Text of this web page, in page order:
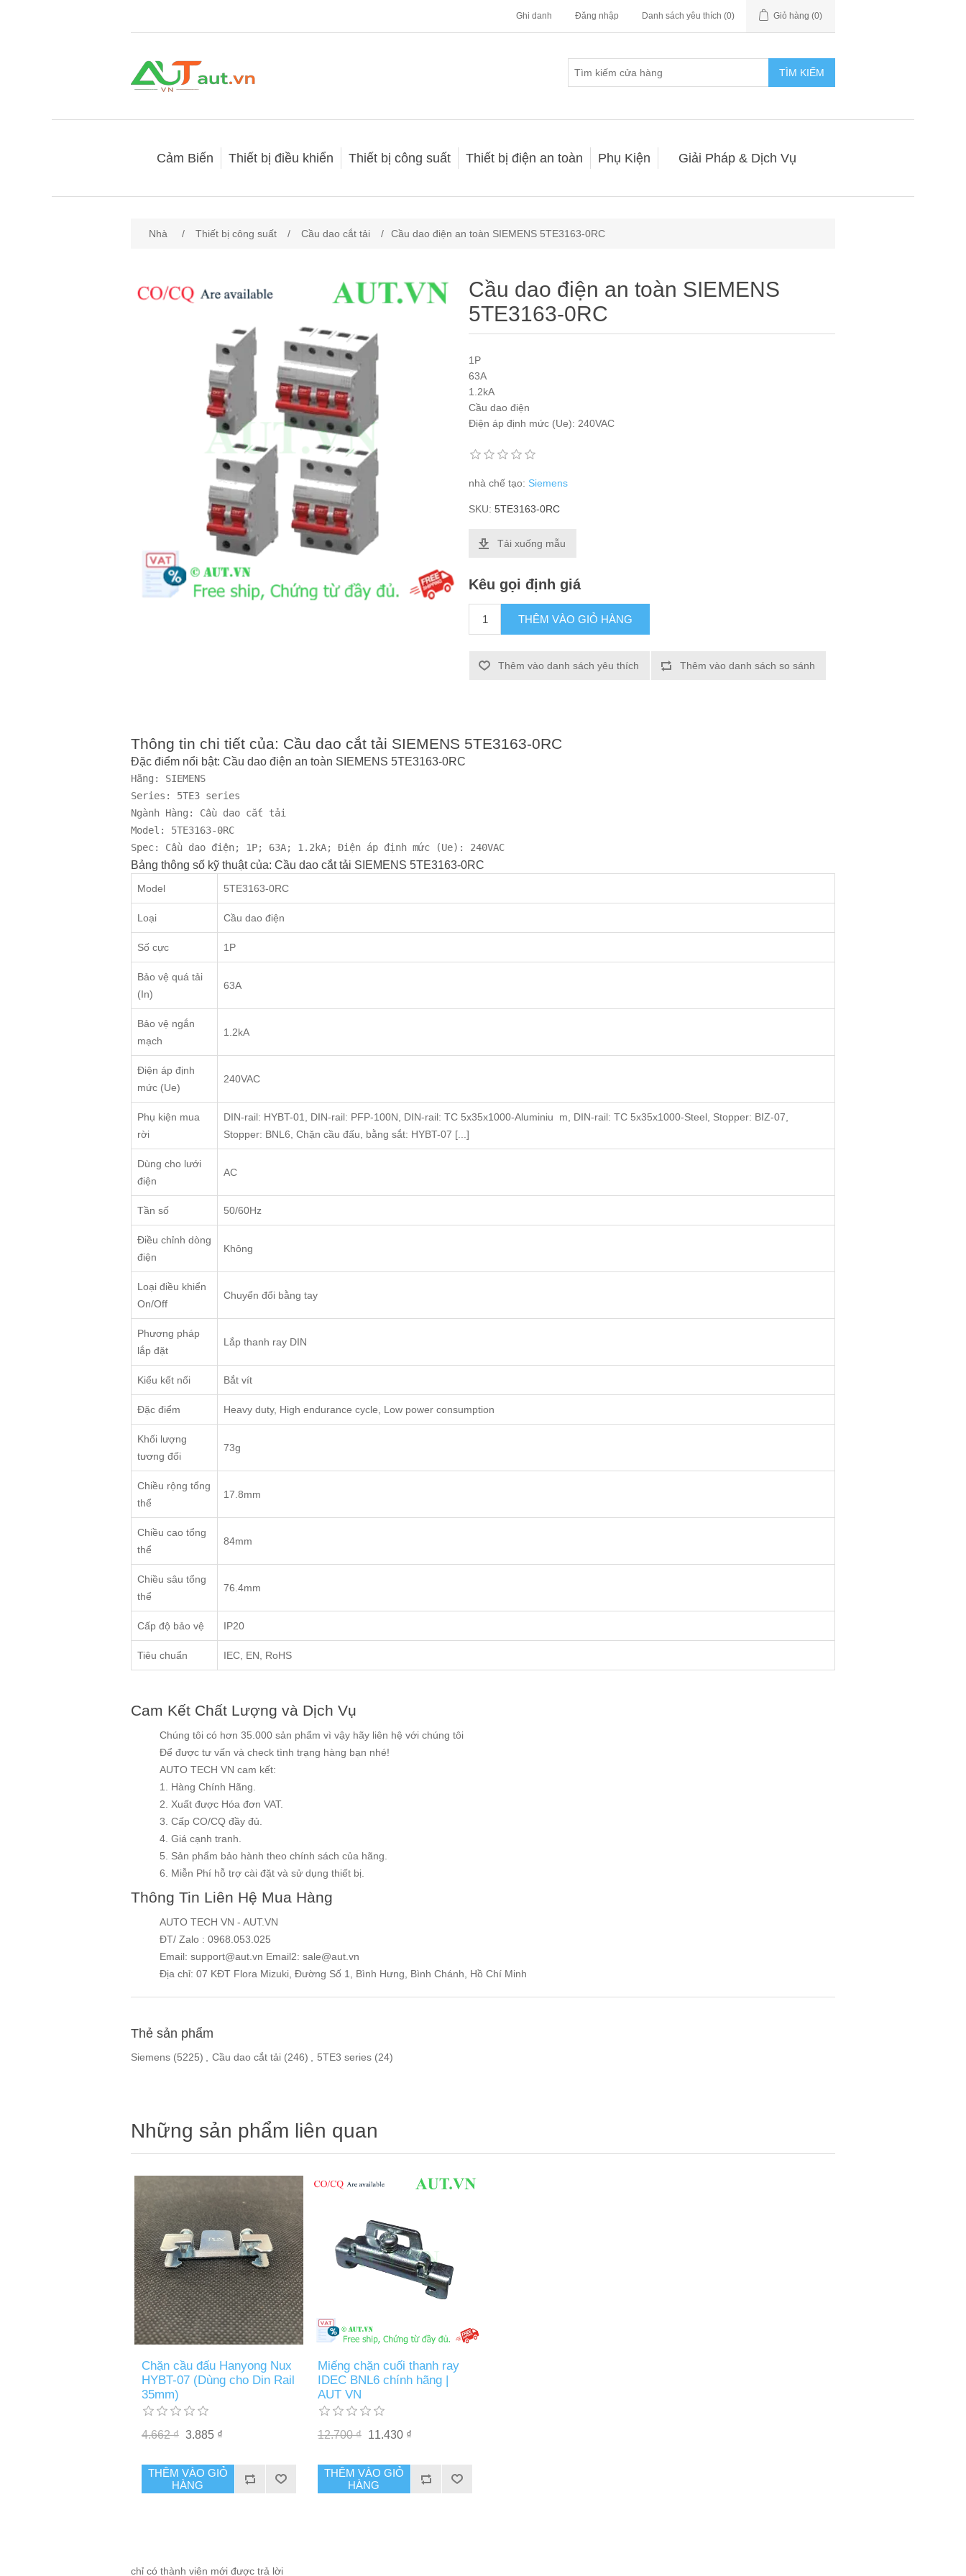
Ghi danh Đăng nhập Danh sách yêu thích (0) Giỏ hàng (0)
TÌM KIẾM
Cảm Biến Thiết bị điều khiển Thiết bị công suất Thiết bị điện an toàn Phụ Kiện Giải Pháp & Dịch Vụ
Nhà / Thiết bị công suất / Cầu dao cắt tải / Cầu dao điện an toàn SIEMENS 5TE3163-0RC
Cầu dao điện an toàn SIEMENS
5TE3163-0RC
1P
63A
1.2kA
Cầu dao điện
Điện áp định mức (Ue): 240VAC
nhà chế tạo: Siemens
SKU: 5TE3163-0RC
Tải xuống mẫu
Kêu gọi định giá
THÊM VÀO GIỎ HÀNG
Thêm vào danh sách yêu thích Thêm vào danh sách so sánh
Thông tin chi tiết của: Cầu dao cắt tải SIEMENS 5TE3163-0RC
Đặc điểm nổi bật: Cầu dao điện an toàn SIEMENS 5TE3163-0RC
Hãng: SIEMENS
Series: 5TE3 series
Ngành Hàng: Cầu dao cắt tải
Model: 5TE3163-0RC
Spec: Cầu dao điện; 1P; 63A; 1.2kA; Điện áp định mức (Ue): 240VAC
Bảng thông số kỹ thuật của: Cầu dao cắt tải SIEMENS 5TE3163-0RC
Model 5TE3163-0RC
Loại Cầu dao điện
Số cực 1P
Bảo vệ quá tải
(In)
63A
Bảo vệ ngắn
mạch
1.2kA
Điện áp định
mức (Ue)
240VAC
Phụ kiện mua
rời
DIN-rail: HYBT-01, DIN-rail: PFP-100N, DIN-rail: TC 5x35x1000-Aluminiu m, DIN-rail: TC 5x35x1000-Steel, Stopper: BIZ-07,
Stopper: BNL6, Chặn cầu đấu, bằng sắt: HYBT-07 [...]
Dùng cho lưới
điện
AC
Tần số 50/60Hz
Điều chỉnh dòng
điện
Không
Loại điều khiển
On/Off
Chuyển đổi bằng tay
Phương pháp
lắp đặt
Lắp thanh ray DIN
Kiểu kết nối Bắt vít
Đặc điểm Heavy duty, High endurance cycle, Low power consumption
Khối lượng
tương đối
73g
Chiều rộng tổng
thể
17.8mm
Chiều cao tổng
thể
84mm
Chiều sâu tổng
thể
76.4mm
Cấp độ bảo vệ IP20
Tiêu chuẩn IEC, EN, RoHS
Cam Kết Chất Lượng và Dịch Vụ
Chúng tôi có hơn 35.000 sản phẩm vì vậy hãy liên hệ với chúng tôi
Để được tư vấn và check tình trạng hàng bạn nhé!
AUTO TECH VN cam kết:
1. Hàng Chính Hãng.
2. Xuất được Hóa đơn VAT.
3. Cấp CO/CQ đầy đủ.
4. Giá cạnh tranh.
5. Sản phẩm bảo hành theo chính sách của hãng.
6. Miễn Phí hỗ trợ cài đặt và sử dụng thiết bị.
Thông Tin Liên Hệ Mua Hàng
AUTO TECH VN - AUT.VN
ĐT/ Zalo : 0968.053.025
Email: support@aut.vn Email2: sale@aut.vn
Địa chỉ: 07 KĐT Flora Mizuki, Đường Số 1, Bình Hưng, Bình Chánh, Hồ Chí Minh
Thẻ sản phẩm
Siemens (5225) , Cầu dao cắt tải (246) , 5TE3 series (24)
Những sản phẩm liên quan
Chặn cầu đấu Hanyong Nux
HYBT-07 (Dùng cho Din Rail
35mm)
4.662 ₫ 3.885 ₫
THÊM VÀO GIỎ
HÀNG
Miếng chặn cuối thanh ray
IDEC BNL6 chính hãng |
AUT VN
12.700 ₫ 11.430 ₫
THÊM VÀO GIỎ
HÀNG
chỉ có thành viên mới được trả lời